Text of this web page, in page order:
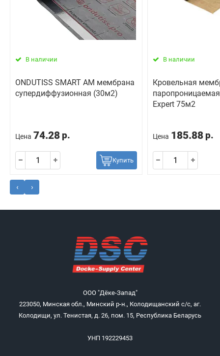
В наличии
ONDUTISS SMART AM мембрана
супердиффузионная (30м2)
Цена 74.28 р.
Купить
В наличии
Кровельная
Expert 75м2
Цена 185.88 р.
‹ ›
ООО "Дёке-Запад"
223050, Минская обл., Минский р-н., Колодищанский с/с, аг.
Колодищи, ул. Тенистая, д. 26, пом. 15, Республика Беларусь
УНП 192229453